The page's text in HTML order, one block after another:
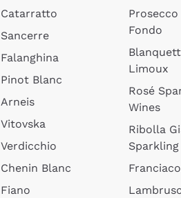
Catarratto
Sancerre
Falanghina
Pinot Blanc
Arneis
Vitovska
Verdicchio
Chenin Blanc
Fiano
Prosecco
Fondo
Limoux
Rosé
Wines
Ribolla